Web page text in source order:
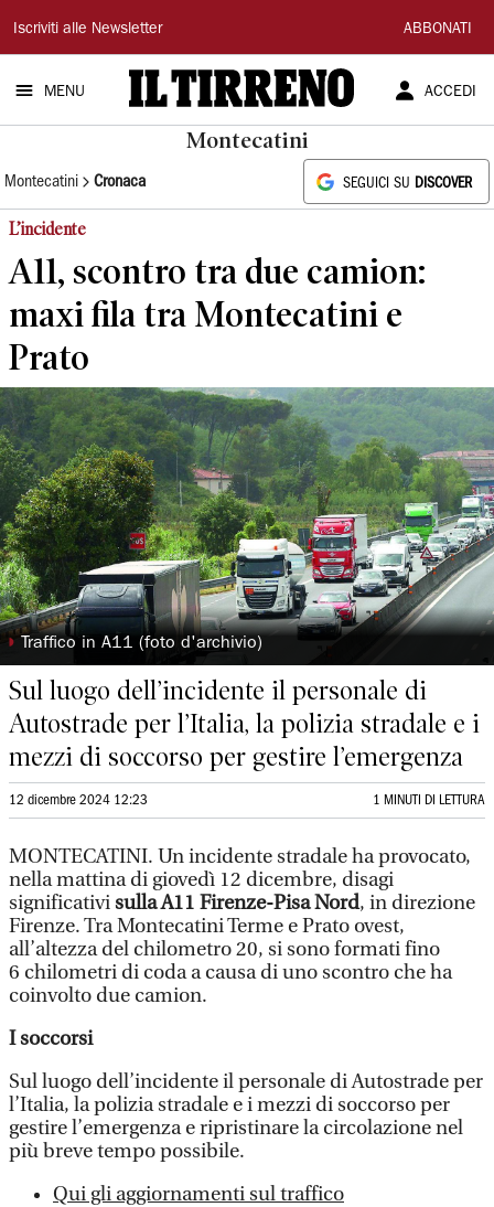
Il
Tirreno
Iscriviti alle Newsletter ABBONATI
MENU ACCEDI
Montecatini
Montecatini Cronaca SEGUICI SU DISCOVER
L’incidente
A11, scontro tra due camion:
maxi fila tra Montecatini e
Prato
◗ Traffico in A11 (foto d'archivio)
Sul luogo dell’incidente il personale di
Autostrade per l’Italia, la polizia stradale e i
mezzi di soccorso per gestire l’emergenza
12 dicembre 2024 12:23 1 MINUTI DI LETTURA
MONTECATINI. Un incidente stradale ha provocato,
nella mattina di giovedì 12 dicembre, disagi
significativisulla A11 Firenze-Pisa Nord, in direzione
Firenze. Tra Montecatini Terme e Prato ovest,
all’altezza del chilometro 20, si sono formati fino
6 chilometri di coda a causa di uno scontro che ha
coinvolto due camion.
I soccorsi
Sul luogo dell’incidente il personale di Autostrade per
l’Italia, la polizia stradale e i mezzi di soccorso per
gestire l’emergenza e ripristinare la circolazione nel
più breve tempo possibile.
Qui gli aggiornamenti sul traffico